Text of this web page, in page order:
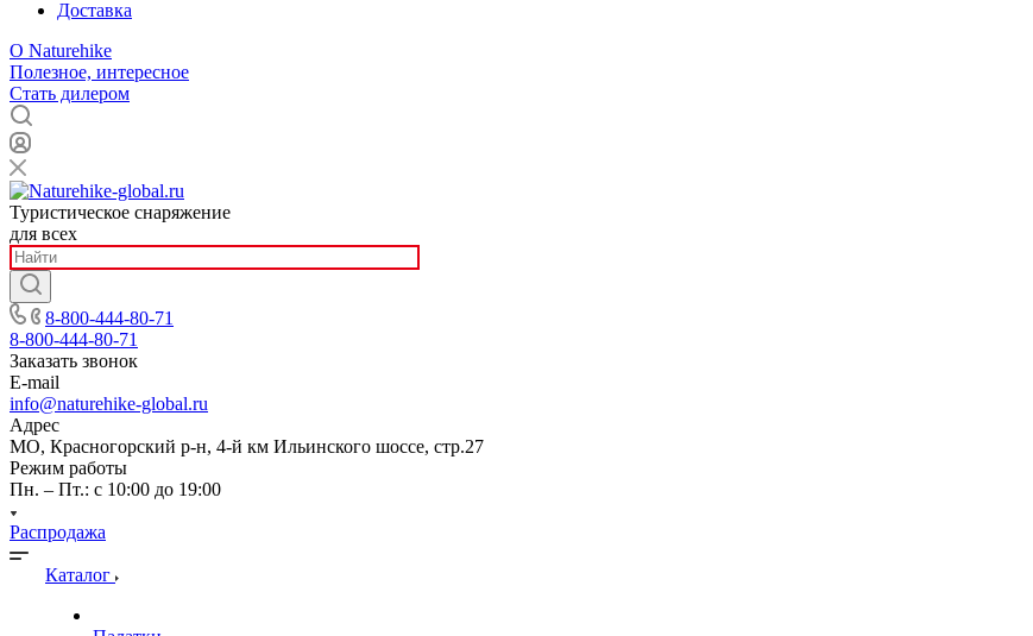
Доставка
О Naturehike
Полезное, интересное
Стать дилером
Туристическое снаряжение
для всех
8-800-444-80-71
8-800-444-80-71
Заказать звонок
E-mail
info@naturehike-global.ru
Адрес
МО, Красногорский р-н, 4-й км Ильинского шоссе, стр.27
Режим работы
Пн. – Пт.: с 10:00 до 19:00
Распродажа
Каталог